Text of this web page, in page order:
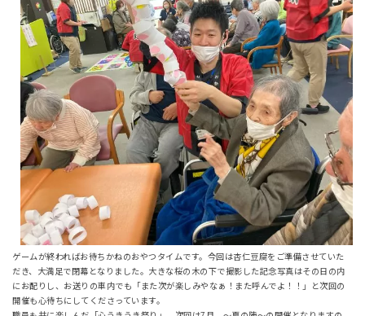
ゲームが終わればお待ちかねのおやつタイムです。今回は杏仁豆腐をご準備させていた
だき、大満足で閉幕となりました。大きな桜の木の下で撮影した記念写真はその日の内
にお配りし、お送りの車内でも「また次が楽しみやなぁ！また呼んでよ！！」と次回の
開催も心待ちにしてくださっています。